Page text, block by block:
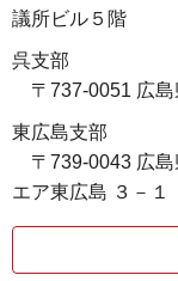
議所ビル５階
呉支部
〒737-0051 広島
東広島支部
〒739-0043 広島
エア東広島 ３－１